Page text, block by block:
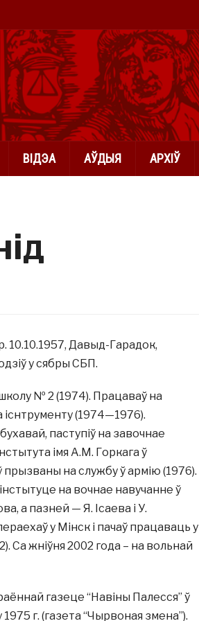
ВІДЭА АЎДЫЯ АРХІЎ
10.10.1957, Давыд-Гарадок,
у сябры СБП.
№ 2 (1974). Працаваў на
(1974—1976).
паступіў на завочнае
імя А.М. Горкага ў
на службу ў армію (1976).
на вочнае навучанне ў
а пазней — Я. Ісаева і У.
у Мінск і пачаў працаваць у
Са жніўня 2002 года – на вольнай
газеце “Навіны Палесся” ў
1975 г. (газета “Чырвоная змена”).